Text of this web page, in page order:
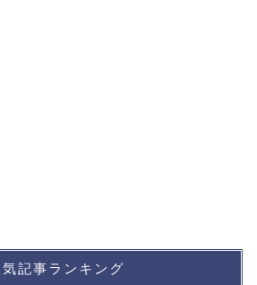
気記事ランキング